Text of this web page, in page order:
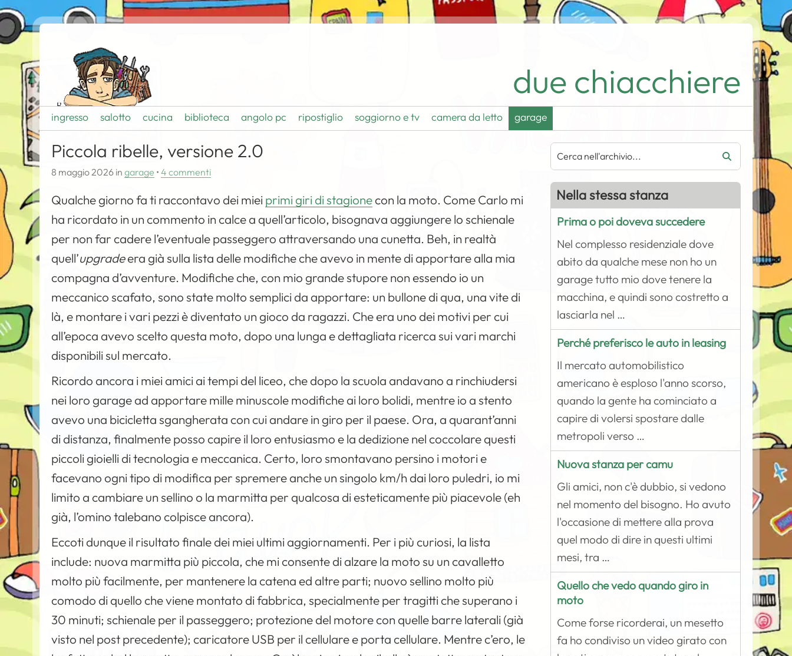
due chiacchiere
ingresso salotto cucina biblioteca angolo pc ripostiglio soggiorno e tv camera da letto garage
Piccola ribelle, versione 2.0
8 maggio 2026 ingarage • 4 commenti
Qualche giorno fa ti raccontavo dei miei primi giri di stagionecon la moto. Come Carlo mi
ha ricordato in un commento in calce a quell’articolo, bisognava aggiungere lo schienale
per non far cadere l’eventuale passeggero attraversando una cunetta. Beh, in realtà
quell’upgradeera già sulla lista delle modifiche che avevo in mente di apportare alla mia
compagna d’avventure. Modifiche che, con mio grande stupore non essendo io un
meccanico scafato, sono state molto semplici da apportare: un bullone di qua, una vite di
là, e montare i vari pezzi è diventato un gioco da ragazzi. Che era uno dei motivi per cui
all’epoca avevo scelto questa moto, dopo una lunga e dettagliata ricerca sui vari marchi
disponibili sul mercato.
Ricordo ancora i miei amici ai tempi del liceo, che dopo la scuola andavano a rinchiudersi
nei loro garage ad apportare mille minuscole modifiche ai loro bolidi, mentre io a stento
avevo una bicicletta sgangherata con cui andare in giro per il paese. Ora, a quarant’anni
di distanza, finalmente posso capire il loro entusiasmo e la dedizione nel coccolare questi
piccoli gioielli di tecnologia e meccanica. Certo, loro smontavano persino i motori e
facevano ogni tipo di modifica per spremere anche un singolo km/h dai loro puledri, io mi
limito a cambiare un sellino o la marmitta per qualcosa di esteticamente più piacevole (eh
già, l’omino talebano colpisce ancora).
Eccoti dunque il risultato finale dei miei ultimi aggiornamenti. Per i più curiosi, la lista
include: nuova marmitta più piccola, che mi consente di alzare la moto su un cavalletto
molto più facilmente, per mantenere la catena ed altre parti; nuovo sellino molto più
comodo di quello che viene montato di fabbrica, specialmente per tragitti che superano i
30 minuti; schienale per il passeggero; protezione del motore con quelle barre laterali (già
visto nel post precedente); caricatore USB per il cellulare e porta cellulare. Mentre c’ero, le
Nella stessa stanza
Prima o poi doveva succedere
Nel complesso residenziale dove
abito da qualche mese non ho un
garage tutto mio dove tenere la
macchina, e quindi sono costretto a
lasciarla nel …
Perché preferisco le auto in leasing
Il mercato automobilistico
americano è esploso l'anno scorso,
quando la gente ha cominciato a
capire di volersi spostare dalle
metropoli verso …
Nuova stanza per camu
Gli amici, non c'è dubbio, si vedono
nel momento del bisogno. Ho avuto
l'occasione di mettere alla prova
quel modo di dire in questi ultimi
mesi, tra …
Quello che vedo quando giro in
moto
Come forse ricorderai, un mesetto
fa ho condiviso un video girato con